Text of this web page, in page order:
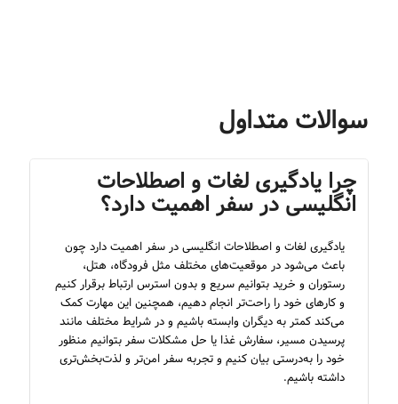
سوالات متداول
چرا یادگیری لغات و اصطلاحات
انگلیسی در سفر اهمیت دارد؟
یادگیری لغات و اصطلاحات انگلیسی در سفر اهمیت دارد چون
باعث می‌شود در موقعیت‌های مختلف مثل فرودگاه، هتل،
رستوران و خرید بتوانیم سریع و بدون استرس ارتباط برقرار کنیم
و کارهای خود را راحت‌تر انجام دهیم، همچنین این مهارت کمک
می‌کند کمتر به دیگران وابسته باشیم و در شرایط مختلف مانند
پرسیدن مسیر، سفارش غذا یا حل مشکلات سفر بتوانیم منظور
خود را به‌درستی بیان کنیم و تجربه سفر امن‌تر و لذت‌بخش‌تری
داشته باشیم.